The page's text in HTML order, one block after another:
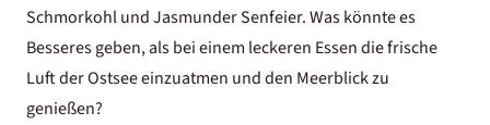
Schmorkohl und Jasmunder Senfeier. Was könnte es
Besseres geben, als bei einem leckeren Essen die frische
Luft der Ostsee einzuatmen und den Meerblick zu
genießen?